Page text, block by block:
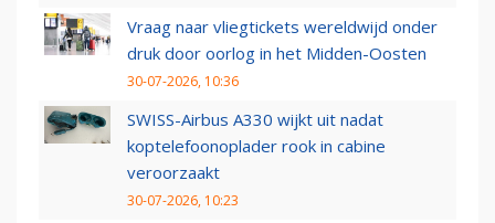
Vraag naar vliegtickets wereldwijd onder
druk door oorlog in het Midden-Oosten
30-07-2026, 10:36
SWISS-Airbus A330 wijkt uit nadat
koptelefoonoplader rook in cabine
veroorzaakt
30-07-2026, 10:23